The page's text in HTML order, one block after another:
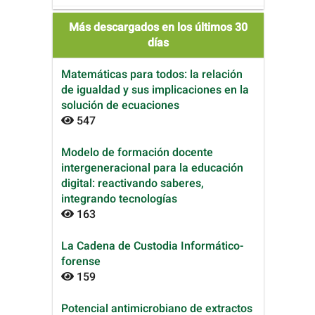
Más descargados en los últimos 30
días
Matemáticas para todos: la relación
de igualdad y sus implicaciones en la
solución de ecuaciones
547
Modelo de formación docente
intergeneracional para la educación
digital: reactivando saberes,
integrando tecnologías
163
La Cadena de Custodia Informático-
forense
159
Potencial antimicrobiano de extractos